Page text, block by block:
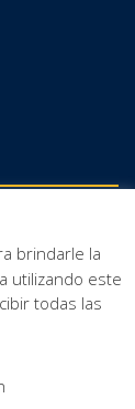
de cookies
brindarle la
utilizando este
todas las